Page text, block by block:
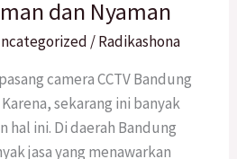
dan Nyaman
/Radikashona
camera CCTV Bandung
sekarang ini banyak
hal ini. Di daerah Bandung
jasa yang menawarkan